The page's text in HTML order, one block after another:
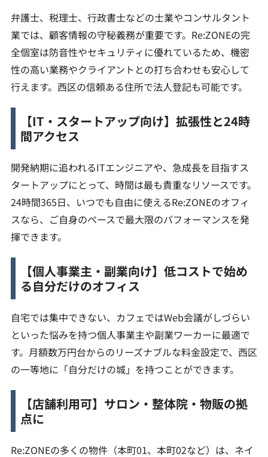
弁護士、税理士、行政書士などの士業やコンサルタント
業では、顧客情報の守秘義務が重要です。Re:ZONEの完
全個室は防音性やセキュリティに優れているため、機密
性の高い業務やクライアントとの打ち合わせも安心して
行えます。西区の信頼ある住所で法人登記も可能です。
【IT・スタートアップ向け】拡張性と24時
間アクセス
開発納期に追われるITエンジニアや、急成長を目指すス
タートアップにとって、時間は最も貴重なリソースです。
24時間365日、いつでも自由に使えるRe:ZONEのオフィ
スなら、ご自身のペースで最大限のパフォーマンスを発
揮できます。
【個人事業主・副業向け】低コストで始め
る自分だけのオフィス
自宅では集中できない、カフェではWeb会議がしづらい
といった悩みを持つ個人事業主や副業ワーカーに最適で
す。月額数万円台からのリーズナブルな料金設定で、西区
の一等地に「自分だけの城」を持つことができます。
【店舗利用可】サロン・整体院・物販の拠
点に
Re:ZONEの多くの物件（本町01、本町02など）は、ネイ